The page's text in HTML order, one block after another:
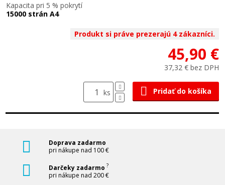
Kapacita pri 5 % pokrytí
15000 strán A4
Produkt si práve prezerajú 4 zákazníci.
45,90 €
37,32 € bez DPH
ks Pridať do košíka
Doprava zadarmo
pri nákupe nad 100 €
Darčeky zadarmo ?
pri nákupe nad 200 €